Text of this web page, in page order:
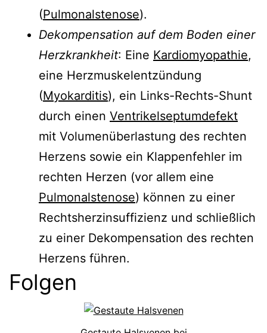
(Pulmonalstenose).
Dekompensation auf dem Boden einer
Herzkrankheit: Eine Kardiomyopathie,
eine Herzmuskelentzündung
(Myokarditis), ein Links-Rechts-Shunt
durch einen Ventrikelseptumdefekt
mit Volumenüberlastung des rechten
Herzens sowie ein Klappenfehler im
rechten Herzen (vor allem eine
Pulmonalstenose) können zu einer
Rechtsherzinsuffizienz und schließlich
zu einer Dekompensation des rechten
Herzens führen.
Folgen